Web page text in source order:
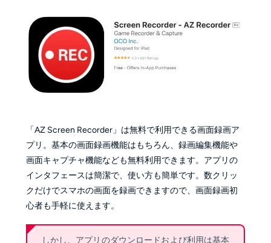
「AZ Screen Recorder」は無料で利用できる画面録画ア
プリ。基本の画面録画機能はもちろん、録画編集機能や
画面キャプチャ機能なども無料利用できます。アプリの
インタフェースは簡潔で、使い方も簡単です。数クリッ
クだけでスマホの画面を録画できますので、画面録画初
心者も手軽に使えます。
しかし、アプリのダウンロードおよび利用は基本